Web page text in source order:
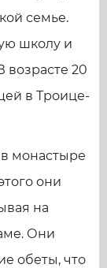
семье.
школу и
возрасте 20
в Троице-
монастыре
они
на
Они
обеты, что